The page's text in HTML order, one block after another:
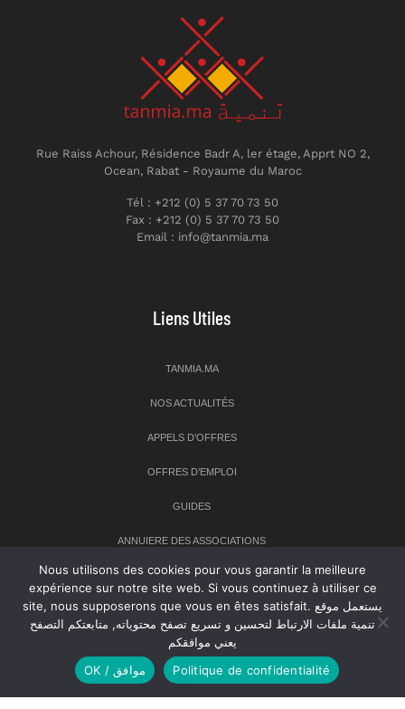
Rue Raiss Achour, Résidence Badr A, ler étage, Apprt NO 2,
Ocean, Rabat - Royaume du Maroc
Tél : +212 (0) 5 37 70 73 50
Fax : +212 (0) 5 37 70 73 50
Email : info@tanmia.ma
Liens Utiles
TANMIA.MA
NOS ACTUALITÉS
APPELS D’OFFRES
OFFRES D’EMPLOI
GUIDES
ANNUIERE DES ASSOCIATIONS
Newsletter
Inscrivez-vous à notre newsletter pour recevoir les dernières
nouvelles sur TANMIA
Nous utilisons des cookies pour vous garantir la meilleure
expérience sur notre site web. Si vous continuez à utiliser ce
site, nous supposerons que vous en êtes satisfait. يستعمل موقع
تنمية ملفات الارتباط لتحسين و تسريع تصفح محتوياته, متابعتكم التصفح
يعني موافقكم
OK / موافق
Politique de confidentialité